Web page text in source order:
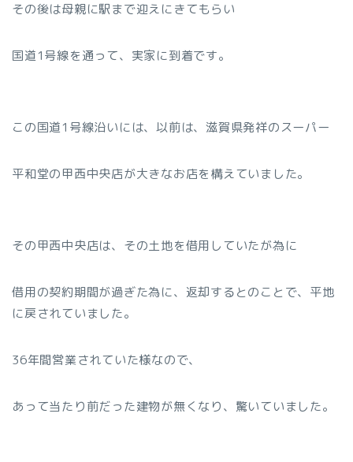
その後は母親に駅まで迎えにきてもらい
国道1号線を通って、実家に到着です。
この国道1号線沿いには、以前は、滋賀県発祥のスーパー
平和堂の甲西中央店が大きなお店を構えていました。
その甲西中央店は、その土地を借用していたが為に
借用の契約期間が過ぎた為に、返却するとのことで、平地
に戻されていました。
36年間営業されていた様なので、
あって当たり前だった建物が無くなり、驚いていました。